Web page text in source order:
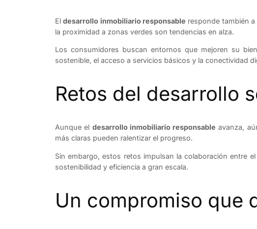
Eldesarrollo inmobiliario responsable responde también
la proximidad a zonas verdes son tendencias en alza.
Los consumidores buscan entornos que mejoren su
sostenible, el acceso a servicios básicos y la conectividad
Retos del desarrollo
Aunque el desarrollo inmobiliario responsable avanza,
más claras pueden ralentizar el progreso.
Sin embargo, estos retos impulsan la colaboración entre
sostenibilidad y eficiencia a gran escala.
Un compromiso que